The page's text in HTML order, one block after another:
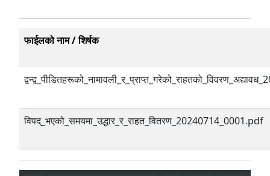
फाईलको नाम / शिर्षक
विपद्_भएको_समयमा_उद्धार_र_राहत_वितरण_20240714_0001.pdf